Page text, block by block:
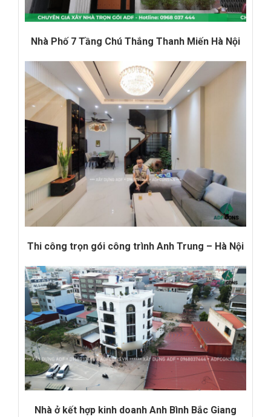
Nhà Phố 7 Tầng Chú Thắng Thanh Miến Hà Nội
Thi công trọn gói công trình Anh Trung – Hà Nội
Nhà ở kết hợp kinh doanh Anh Bình Bắc Giang